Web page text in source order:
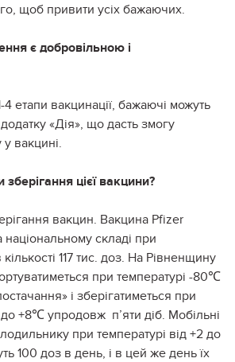
щоб привити усіх бажаючих.
є добровільною і
4 етапи вакцинації, бажаючі можуть
«Дія», що дасть змогу
вакцині.
зберігання цієї вакцини?
вакцин. Вакцина Pfizer
національному складі при
117 тис. доз. На Рівненщину
при температурі -80℃
і зберігатиметься при
до +8℃ упродовж п’яти діб. Мобільні
при температурі від +2 до
100 доз в день, і в цей же день їх